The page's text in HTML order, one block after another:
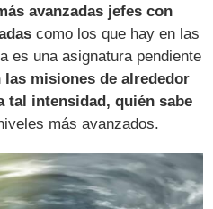
avanzadas jefes con
como los que hay en las
es una asignatura pendiente
las misiones de alrededor
tal intensidad, quién sabe
más avanzados.